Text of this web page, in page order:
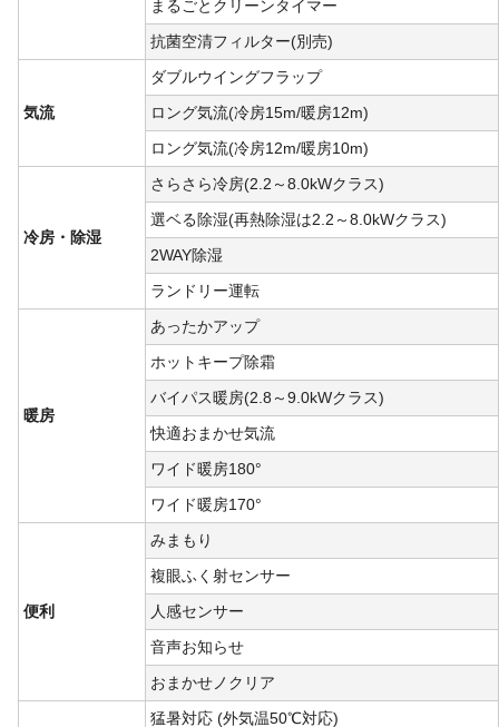
まるごとクリーンタイマー
抗菌空清フィルター(別売)
気流
ダブルウイングフラップ
ロング気流(冷房15m/暖房12m)
ロング気流(冷房12m/暖房10m)
冷房・除湿
さらさら冷房(2.2～8.0kWクラス)
選ベる除湿(再熱除湿は2.2～8.0kWクラス)
2WAY除湿
ランドリー運転
暖房
あったかアップ
ホットキープ除霜
バイパス暖房(2.8～9.0kWクラス)
快適おまかせ気流
ワイド暖房180°
ワイド暖房170°
便利
みまもり
複眼ふく射センサー
人感センサー
音声お知らせ
おまかせノクリア
猛暑対応 (外気温50℃対応)